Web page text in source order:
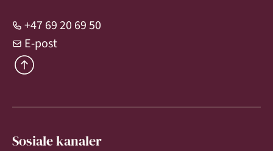
+47 69 20 69 50
E-post
Sosiale kanaler